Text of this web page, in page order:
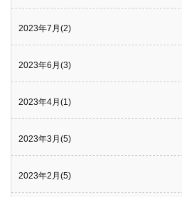
2023年7月(2)
2023年6月(3)
2023年4月(1)
2023年3月(5)
2023年2月(5)